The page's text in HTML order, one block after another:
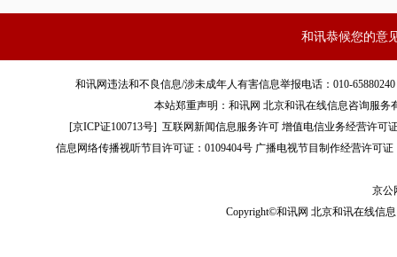
和讯恭候您的意
和讯网违法和不良信息/涉未成年人有害信息举报电话：010-
本站郑重声明：和讯网 北京和讯在线信息咨询服
[京ICP证100713号]互联网新闻信息服务许可 增值电信业务经营许可
信息网络传播视听节目许可证：0109404号 广播电视节目制作经营许可证
京公
Copyright©和讯网 北京和讯在线信